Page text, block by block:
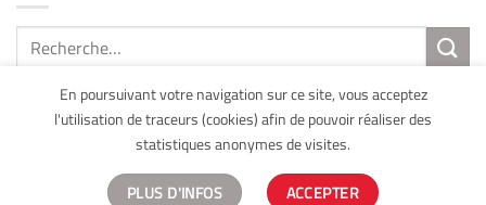
Recherche
pour :
Mentions légalesCopyright 2026 ©AXAL Bureautique
développé par Web Runner Agence Web 360
En poursuivant votre navigation sur ce site, vous acceptez
l'utilisation de traceurs (cookies) afin de pouvoir réaliser des
statistiques anonymes de visites.
PLUS D'INFOS ACCEPTER